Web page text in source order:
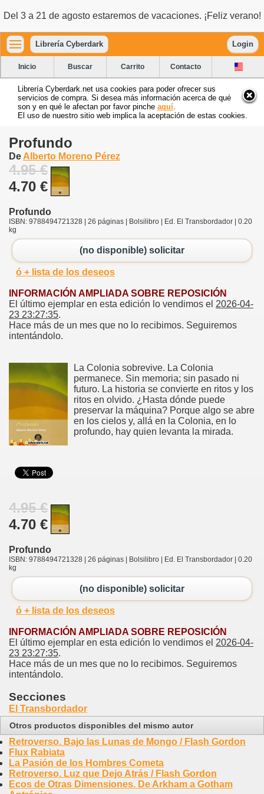
Del 3 a 21 de agosto estaremos de vacaciones. ¡Feliz verano!
Librería Cyberdark Login
Inicio Buscar Carrito Contacto
Librería Cyberdark.net usa cookies para poder ofrecer sus
servicios de compra. Si desea más información acerca de qué
son y en qué le afectan por favor pinche aquí
El uso de nuestro sitio web implica la aceptación de estas cookies.
Profundo
De Alberto Moreno Pérez
4.95 €
4.70 €
Profundo
ISBN: 9788494721328 | 26 páginas | Bolsilibro | Ed. El Transbordador | 0.20
kg
(no disponible) solicitar
ó + lista de los deseos
INFORMACIÓN AMPLIADA SOBRE REPOSICIÓN
El último ejemplar en esta edición lo vendimos el 2026-04-
23 23:27:35.
Hace más de un mes que no lo recibimos. Seguiremos
intentándolo.
La Colonia sobrevive. La Colonia
permanece. Sin memoria; sin pasado ni
futuro. La historia se convierte en ritos y los
ritos en olvido. ¿Hasta dónde puede
preservar la máquina? Porque algo se abre
en los cielos y, allá en la Colonia, en lo
profundo, hay quien levanta la mirada.
4.95 €
4.70 €
Profundo
ISBN: 9788494721328 | 26 páginas | Bolsilibro | Ed. El Transbordador | 0.20
kg
(no disponible) solicitar
ó + lista de los deseos
INFORMACIÓN AMPLIADA SOBRE REPOSICIÓN
El último ejemplar en esta edición lo vendimos el 2026-04-
23 23:27:35.
Hace más de un mes que no lo recibimos. Seguiremos
intentándolo.
Secciones
El Transbordador
Otros productos disponibles del mismo autor
Retroverso. Bajo las Lunas de Mongo / Flash Gordon
Flux Rabiata
La Pasión de los Hombres Cometa
Retroverso. Luz que Dejo Atrás / Flash Gordon
Ecos de Otras Dimensiones. De Arkham a Gotham